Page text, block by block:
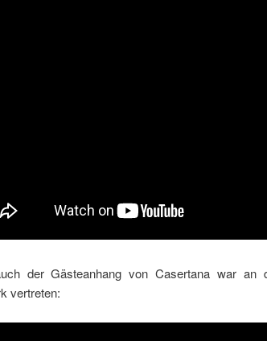
der Gästeanhang von Casertana war an
vertreten: